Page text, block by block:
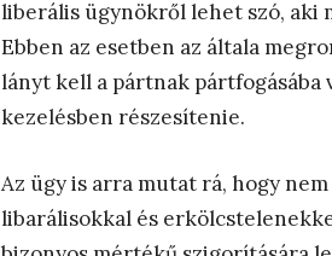
liberális ügynökről lehet szó, aki
Ebben az esetben az általa
lányt kell a pártnak pártfogásába
kezelésben részesítenie.
Az ügy is arra mutat rá, hogy
libarálisokkal és